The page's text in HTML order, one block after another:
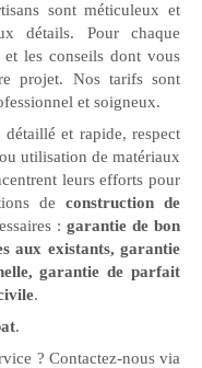
sont méticuleux et
détails. Pour chaque
les conseils dont vous
projet. Nos tarifs sont
et soigneux.
et rapide, respect
utilisation de matériaux
leurs efforts pour
de construction de
: garantie de bon
aux existants, garantie
garantie de parfait
.
.
? Contactez-nous via